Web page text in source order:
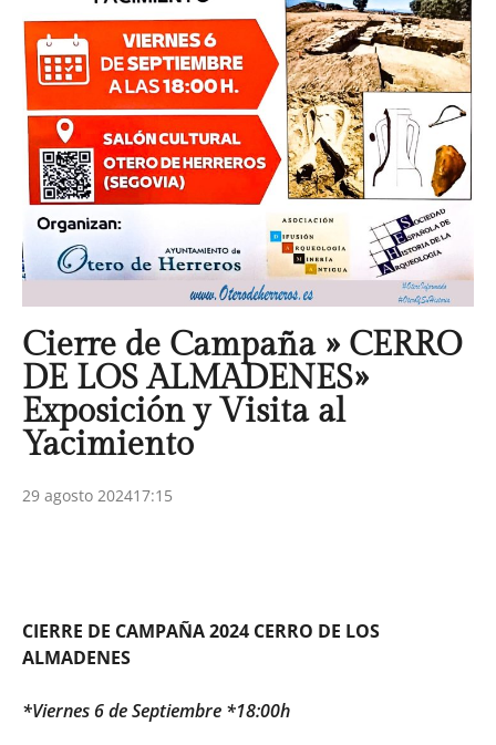
Cierre de Campaña » CERRO
DE LOS ALMADENES»
Exposición y Visita al
Yacimiento
29 agosto 202417:15
CIERRE DE CAMPAÑA 2024 CERRO DE LOS
ALMADENES
*Viernes 6 de Septiembre *18:00h